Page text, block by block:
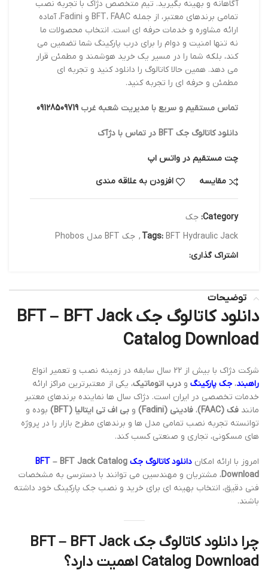
آگاهانه و بهینه بگیرید. تیم متخصص دژاک با تجربه نصب
تمامی برندهای معتبر، از جمله BFT، FAAC و Fadini، آماده
ارائه مشاوره و خدمات حرفه ای است. انتخاب محصولات ما
نه تنها امنیت و دوام را برای درب پارکینگ شما تضمین می
کند، بلکه شما را در مسیر یک خرید هوشمند و مطمئن قرار
می دهد. همین حالا کاتالوگ را دانلود کنید و تجربه ای
مطمئن و حرفه ای را تجربه کنید.
تماس مستقیم و سریع با مدیریت شعبه غرب 09128509719
دانلود کاتالوگ جک BFT در تماس با دژآک
چت مستقیم در واتس اپ
مقایسه افزودن به علاقه مندی
Category: جک
Tags: BFT Hydraulic Jack
, جک BFT مدل Phobos
اشتراک گذاری:
توضیحات
دانلود کاتالوگ جک BFT – BFT Jack
Catalog Download
شرکت دژاک با بیش از 22 سال سابقه در زمینه نصب و تعمیر انواع
راهبند، جک پارکینگ و درب اتوماتیک، یکی از معتبرترین مراکز ارائه
خدمات تخصصی در ایران است. دژاک سال ها نماینده برندهای معتبر
مانند فک (FAAC) ، فادینی (Fadini) و بی اف تی ایتالیا (BFT)
بوده و
توانسته تجربه نصب تمامی مدل ها و برندهای مطرح بازار را در پروژه
های مسکونی، تجاری و صنعتی کسب کند.
امروز با ارائه امکان دانلود کاتالوگ جک BFT – BFT Jack Catalog
Download، مشتریان و مهندسین می توانند با دسترسی به مشخصات
فنی دقیق، انتخاب بهینه ای برای خرید و نصب جک پارکینگ خود داشته
باشند.
چرا دانلود کاتالوگ جک BFT – BFT Jack
Catalog Download اهمیت دارد؟